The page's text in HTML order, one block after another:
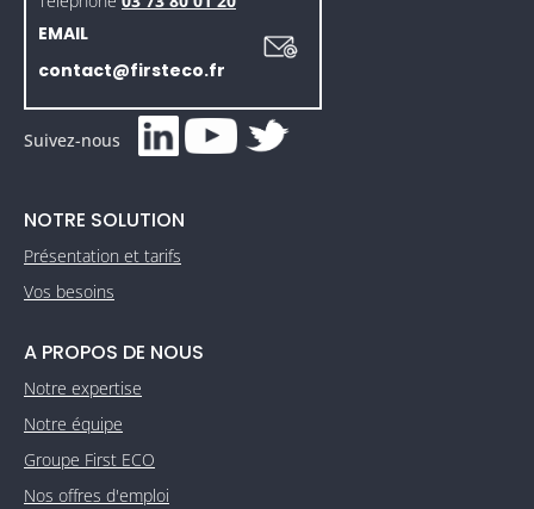
EMAIL
contact@firsteco.fr
Suivez-nous
NOTRE SOLUTION
Présentation et tarifs
Vos besoins
A PROPOS DE NOUS
Notre expertise
Notre équipe
Groupe First ECO
Nos offres d'emploi